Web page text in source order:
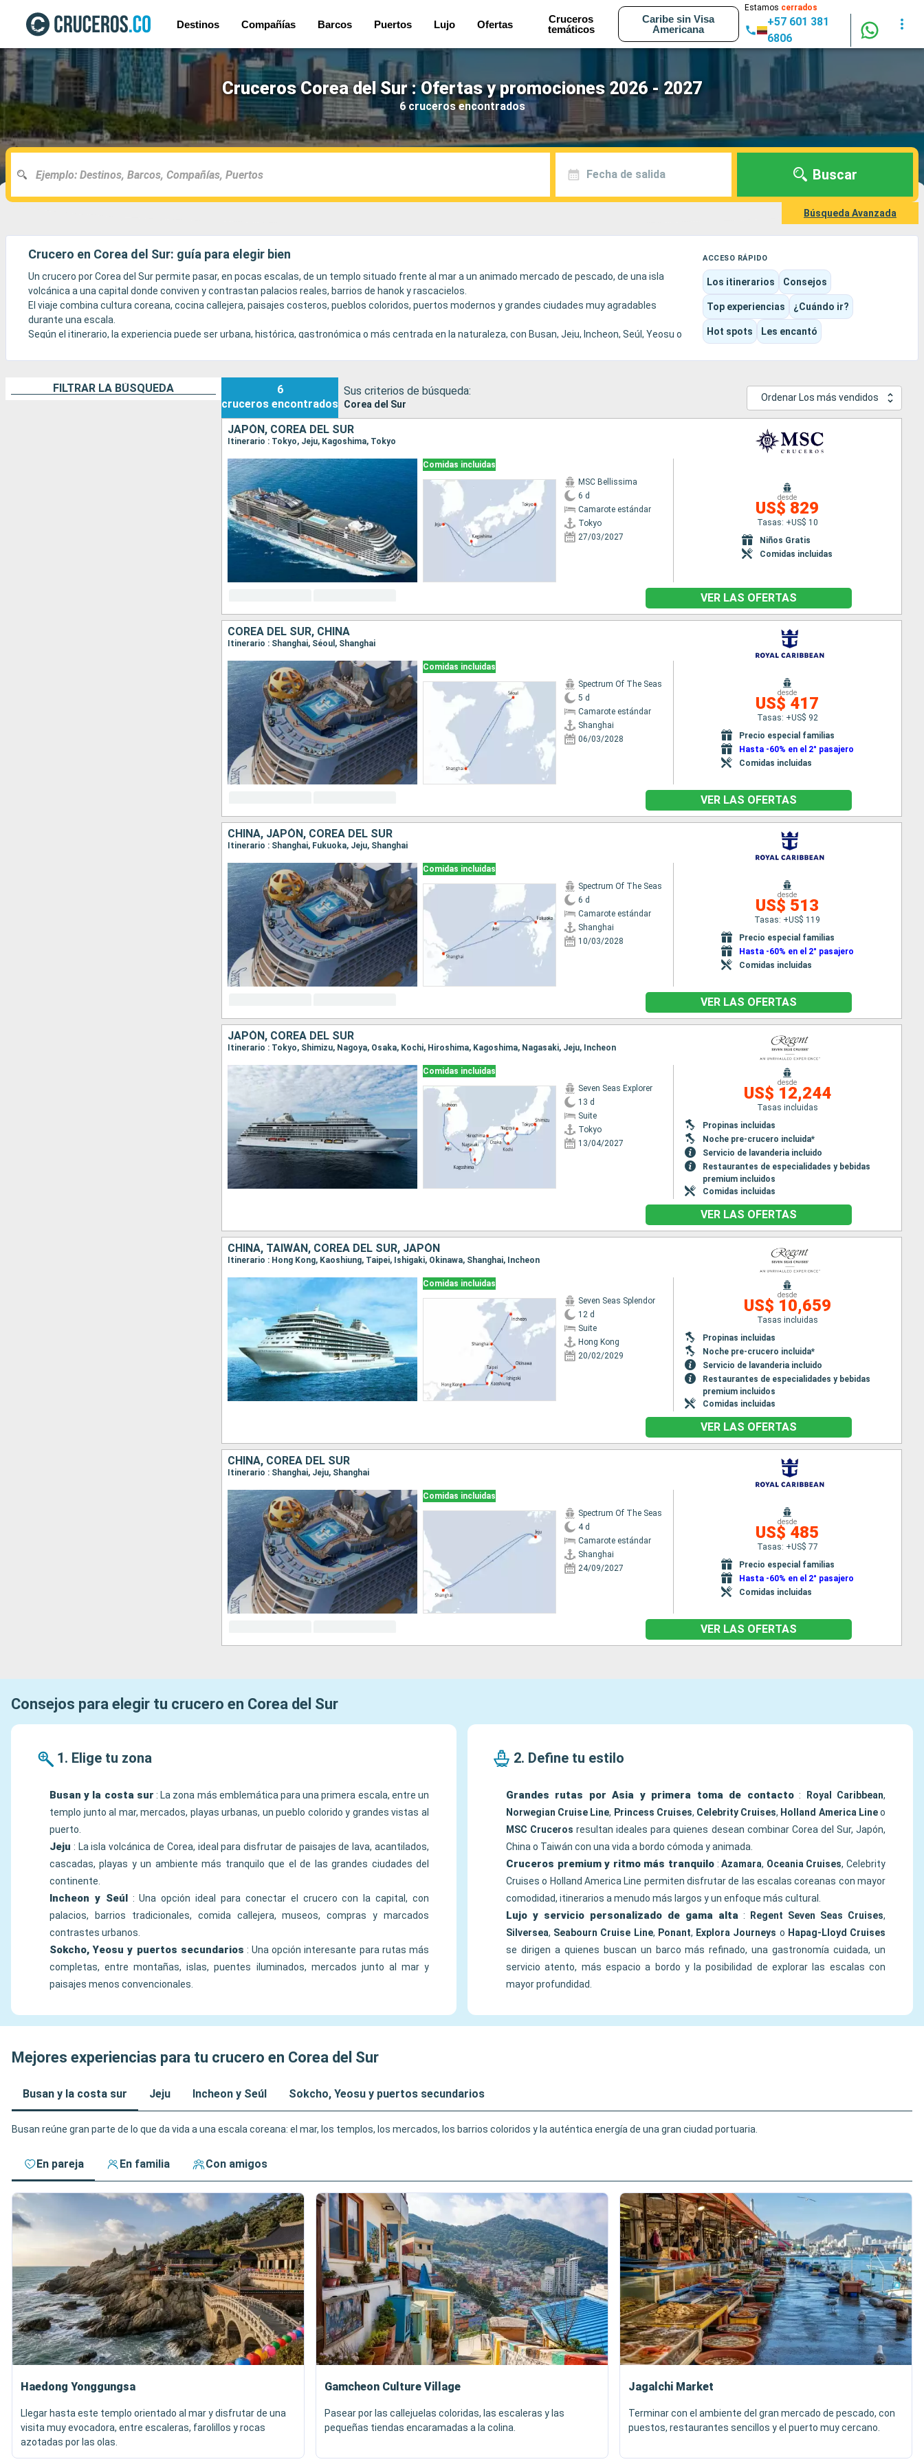
Destinos Compañías Barcos Puertos Lujo Ofertas
Cruceros
temáticos
Caribe sin Visa
Americana
Estamos cerrados
+57 601 381
6806
Cruceros Corea del Sur : Ofertas y promociones 2026 - 2027
6 cruceros encontrados
Fecha de salida Buscar
Búsqueda Avanzada
Crucero en Corea del Sur: guía para elegir bien
Un crucero por Corea del Sur permite pasar, en pocas escalas, de un templo situado frente al mar a un animado mercado de pescado, de una isla
volcánica a una capital donde conviven y contrastan palacios reales, barrios de hanok y rascacielos.
El viaje combina cultura coreana, cocina callejera, paisajes costeros, pueblos coloridos, puertos modernos y grandes ciudades muy agradables
durante una escala.
Según el itinerario, la experiencia puede ser urbana, histórica, gastronómica o más centrada en la naturaleza, con Busan, Jeju, Incheon, Seúl, Yeosu o
ACCESO RÁPIDO
Los itinerarios Consejos
Top experiencias ¿Cuándo ir?
Hot spots Les encantó
FILTRAR LA BÚSQUEDA
6
cruceros encontrados
Sus criterios de búsqueda:
Corea del Sur
Ordenar Los más vendidos
JAPÓN, COREA DEL SUR
Itinerario : Tokyo, Jeju, Kagoshima, Tokyo
Comidas incluidas
MSC Bellissima
6 d
Camarote estándar
Tokyo
27/03/2027
desde
US$ 829
Tasas: +US$ 10
Niños Gratis
Comidas incluidas
VER LAS OFERTAS
COREA DEL SUR, CHINA
Itinerario : Shanghai, Séoul, Shanghai
Comidas incluidas
Spectrum Of The Seas
5 d
Camarote estándar
Shanghai
06/03/2028
desde
US$ 417
Tasas: +US$ 92
Precio especial familias
Hasta -60% en el 2° pasajero
Comidas incluidas
VER LAS OFERTAS
CHINA, JAPÓN, COREA DEL SUR
Itinerario : Shanghai, Fukuoka, Jeju, Shanghai
Comidas incluidas
Spectrum Of The Seas
6 d
Camarote estándar
Shanghai
10/03/2028
desde
US$ 513
Tasas: +US$ 119
Precio especial familias
Hasta -60% en el 2° pasajero
Comidas incluidas
VER LAS OFERTAS
JAPÓN, COREA DEL SUR
Itinerario : Tokyo, Shimizu, Nagoya, Osaka, Kochi, Hiroshima, Kagoshima, Nagasaki, Jeju, Incheon
Comidas incluidas
Seven Seas Explorer
13 d
Suite
Tokyo
13/04/2027
desde
US$ 12,244
Tasas incluidas
Propinas incluidas
Noche pre-crucero incluida*
Servicio de lavanderia incluido
Restaurantes de especialidades y bebidas
premium incluidos
Comidas incluidas
VER LAS OFERTAS
CHINA, TAIWÁN, COREA DEL SUR, JAPÓN
Itinerario : Hong Kong, Kaoshiung, Taipei, Ishigaki, Okinawa, Shanghai, Incheon
Comidas incluidas
Seven Seas Splendor
12 d
Suite
Hong Kong
20/02/2029
desde
US$ 10,659
Tasas incluidas
Propinas incluidas
Noche pre-crucero incluida*
Servicio de lavanderia incluido
Restaurantes de especialidades y bebidas
premium incluidos
Comidas incluidas
VER LAS OFERTAS
CHINA, COREA DEL SUR
Itinerario : Shanghai, Jeju, Shanghai
Comidas incluidas
Spectrum Of The Seas
4 d
Camarote estándar
Shanghai
24/09/2027
desde
US$ 485
Tasas: +US$ 77
Precio especial familias
Hasta -60% en el 2° pasajero
Comidas incluidas
VER LAS OFERTAS
Consejos para elegir tu crucero en Corea del Sur
1. Elige tu zona
Busan y la costa sur : La zona más emblemática para una primera escala, entre un
templo junto al mar, mercados, playas urbanas, un pueblo colorido y grandes vistas al
puerto.
Jeju : La isla volcánica de Corea, ideal para disfrutar de paisajes de lava, acantilados,
cascadas, playas y un ambiente más tranquilo que el de las grandes ciudades del
continente.
Incheon y Seúl : Una opción ideal para conectar el crucero con la capital, con
palacios, barrios tradicionales, comida callejera, museos, compras y marcados
contrastes urbanos.
Sokcho, Yeosu y puertos secundarios : Una opción interesante para rutas más
completas, entre montañas, islas, puentes iluminados, mercados junto al mar y
paisajes menos convencionales.
2. Define tu estilo
Grandes rutas por Asia y primera toma de contacto: Royal Caribbean,
Norwegian Cruise Line, Princess Cruises, Celebrity Cruises, Holland America Lineo
MSC Cruceros resultan ideales para quienes desean combinar Corea del Sur, Japón,
China o Taiwán con una vida a bordo cómoda y animada.
Cruceros premium y ritmo más tranquilo :Azamara, Oceania Cruises, Celebrity
Cruises o Holland America Line permiten disfrutar de las escalas coreanas con mayor
comodidad, itinerarios a menudo más largos y un enfoque más cultural.
Lujo y servicio personalizado de gama alta : Regent Seven Seas Cruises,
Silversea, Seabourn Cruise Line, Ponant, Explora Journeys o Hapag-Lloyd Cruises
se dirigen a quienes buscan un barco más refinado, una gastronomía cuidada, un
servicio atento, más espacio a bordo y la posibilidad de explorar las escalas con
mayor profundidad.
Mejores experiencias para tu crucero en Corea del Sur
Busan y la costa sur Jeju Incheon y Seúl Sokcho, Yeosu y puertos secundarios
Busan reúne gran parte de lo que da vida a una escala coreana: el mar, los templos, los mercados, los barrios coloridos y la auténtica energía de una gran ciudad portuaria.
En pareja En familia Con amigos
Haedong Yonggungsa
Llegar hasta este templo orientado al mar y disfrutar de una
visita muy evocadora, entre escaleras, farolillos y rocas
azotadas por las olas.
Gamcheon Culture Village
Pasear por las callejuelas coloridas, las escaleras y las
pequeñas tiendas encaramadas a la colina.
Jagalchi Market
Terminar con el ambiente del gran mercado de pescado, con
puestos, restaurantes sencillos y el puerto muy cercano.